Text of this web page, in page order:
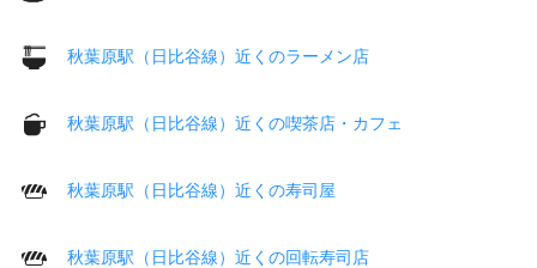
秋葉原駅（日比谷線）近くのラーメン店
秋葉原駅（日比谷線）近くの喫茶店・カフェ
秋葉原駅（日比谷線）近くの寿司屋
秋葉原駅（日比谷線）近くの回転寿司店